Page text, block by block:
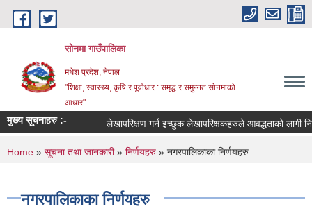
Skip to main content
सोनमा गाउँपालिका
मधेश प्रदेश, नेपाल
"शिक्षा, स्वास्थ्य, कृषि र पूर्वाधार : समृद्ध र समुन्नत सोनमाको
आधार"
मुख्य सूचनाहरु :- लेखापरिक्षण गर्न इच्छुक लेखापरिक्षकहरुले आवद्धताको लागी
You are here
Home » सूचना तथा जानकारी» निर्णयहरु » नगरपालिकाका निर्णयहरु
नगरपालिकाका निर्णयहरु